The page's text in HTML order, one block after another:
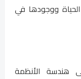
ووجودها في
هندسة الأنظمة